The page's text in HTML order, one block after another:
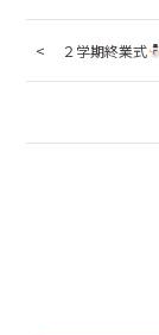
２学期終業式